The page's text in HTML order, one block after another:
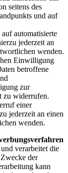
seitens des
und auf
automatisierte
jederzeit an
wenden.
Einwilligung
betroffene
zur
zu widerrufen.
einer
jederzeit an einen
wenden.
verarbeitet die
der
kann